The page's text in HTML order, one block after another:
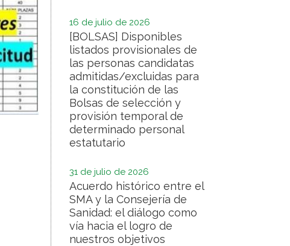
16 de julio de 2026
[BOLSAS] Disponibles
listados provisionales de
las personas candidatas
admitidas/excluidas para
la constitución de las
Bolsas de selección y
provisión temporal de
determinado personal
estatutario
31 de julio de 2026
Acuerdo histórico entre el
SMA y la Consejería de
Sanidad: el diálogo como
vía hacia el logro de
nuestros objetivos